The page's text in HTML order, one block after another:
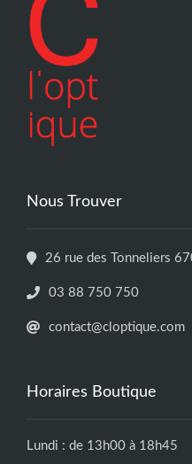
Nous Trouver
26 rue des Tonneliers
03 88 750 750
contact@cloptique.com
Horaires Boutique
Lundi : de 13h00 à 18h45